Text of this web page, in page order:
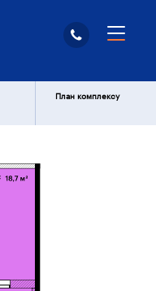
План комплексу